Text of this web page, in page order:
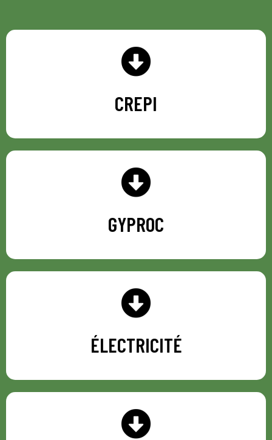
CREPI
CREPI
GYPROC
GYPROC
ÉLECTRICITÉ
ÉLECTRICITÉ